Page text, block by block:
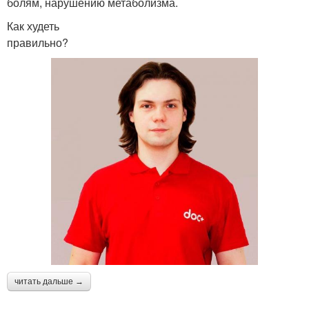
Как худеть
правильно?
читать дальше →